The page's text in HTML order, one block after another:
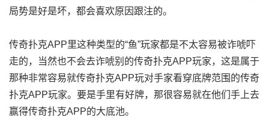
局势是好是坏，都会喜欢原因跟注的。
传奇扑克APP里这种类型的“鱼”玩家都是不太容易被诈唬吓
走的，当然也不会去诈唬别的传奇扑克APP玩家，这是属于
那种非常容易就传奇扑克APP玩对手家看穿底牌范围的传奇
扑克APP玩家。要是手里有好牌，那很容易就在他们手上去
赢得传奇扑克APP的大底池。